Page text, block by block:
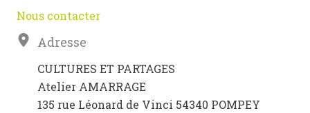
Nous contacter
Adresse
CULTURES ET PARTAGES
Atelier AMARRAGE
135 rue Léonard de Vinci 54340 POMPEY